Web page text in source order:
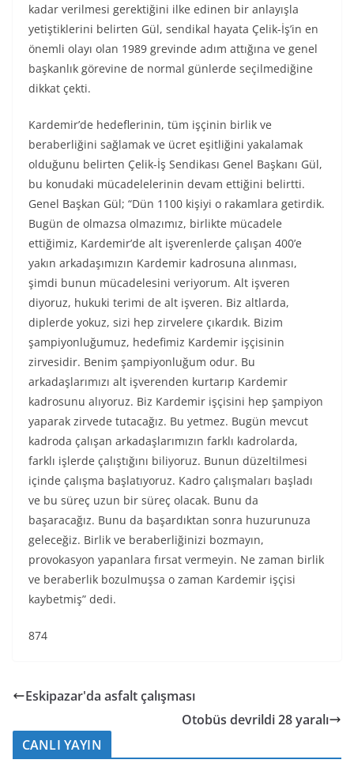
kadar verilmesi gerektiğini ilke edinen bir anlayışla
yetiştiklerini belirten Gül, sendikal hayata Çelik-İş’in en
önemli olayı olan 1989 grevinde adım attığına ve genel
başkanlık görevine de normal günlerde seçilmediğine
dikkat çekti.
Kardemir’de hedeflerinin, tüm işçinin birlik ve
beraberliğini sağlamak ve ücret eşitliğini yakalamak
olduğunu belirten Çelik-İş Sendikası Genel Başkanı Gül,
bu konudaki mücadelelerinin devam ettiğini belirtti.
Genel Başkan Gül; “Dün 1100 kişiyi o rakamlara getirdik.
Bugün de olmazsa olmazımız, birlikte mücadele
ettiğimiz, Kardemir’de alt işverenlerde çalışan 400’e
yakın arkadaşımızın Kardemir kadrosuna alınması,
şimdi bunun mücadelesini veriyorum. Alt işveren
diyoruz, hukuki terimi de alt işveren. Biz altlarda,
diplerde yokuz, sizi hep zirvelere çıkardık. Bizim
şampiyonluğumuz, hedefimiz Kardemir işçisinin
zirvesidir. Benim şampiyonluğum odur. Bu
arkadaşlarımızı alt işverenden kurtarıp Kardemir
kadrosunu alıyoruz. Biz Kardemir işçisini hep şampiyon
yaparak zirvede tutacağız. Bu yetmez. Bugün mevcut
kadroda çalışan arkadaşlarımızın farklı kadrolarda,
farklı işlerde çalıştığını biliyoruz. Bunun düzeltilmesi
içinde çalışma başlatıyoruz. Kadro çalışmaları başladı
ve bu süreç uzun bir süreç olacak. Bunu da
başaracağız. Bunu da başardıktan sonra huzurunuza
geleceğiz. Birlik ve beraberliğinizi bozmayın,
provokasyon yapanlara fırsat vermeyin. Ne zaman birlik
ve beraberlik bozulmuşsa o zaman Kardemir işçisi
kaybetmiş” dedi.
874
Eskipazar'da asfalt çalışması
Otobüs devrildi 28 yaralı
CANLI YAYIN